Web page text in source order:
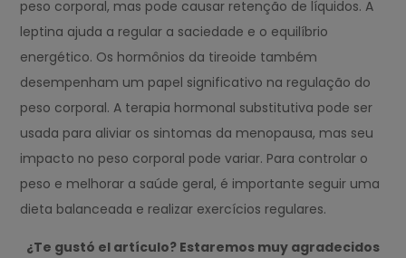
peso corporal, mas pode causar retenção de líquidos. A
leptina ajuda a regular a saciedade e o equilíbrio
energético. Os hormônios da tireoide também
desempenham um papel significativo na regulação do
peso corporal. A terapia hormonal substitutiva pode ser
usada para aliviar os sintomas da menopausa, mas seu
impacto no peso corporal pode variar. Para controlar o
peso e melhorar a saúde geral, é importante seguir uma
dieta balanceada e realizar exercícios regulares.
¿Te gustó el artículo? Estaremos muy agradecidos